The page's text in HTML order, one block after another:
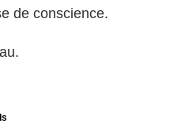
de conscience.